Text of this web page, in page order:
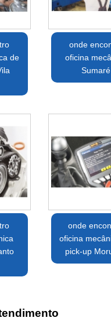
de
onde
oficina
Sumaré
onde
oficina
pick-up